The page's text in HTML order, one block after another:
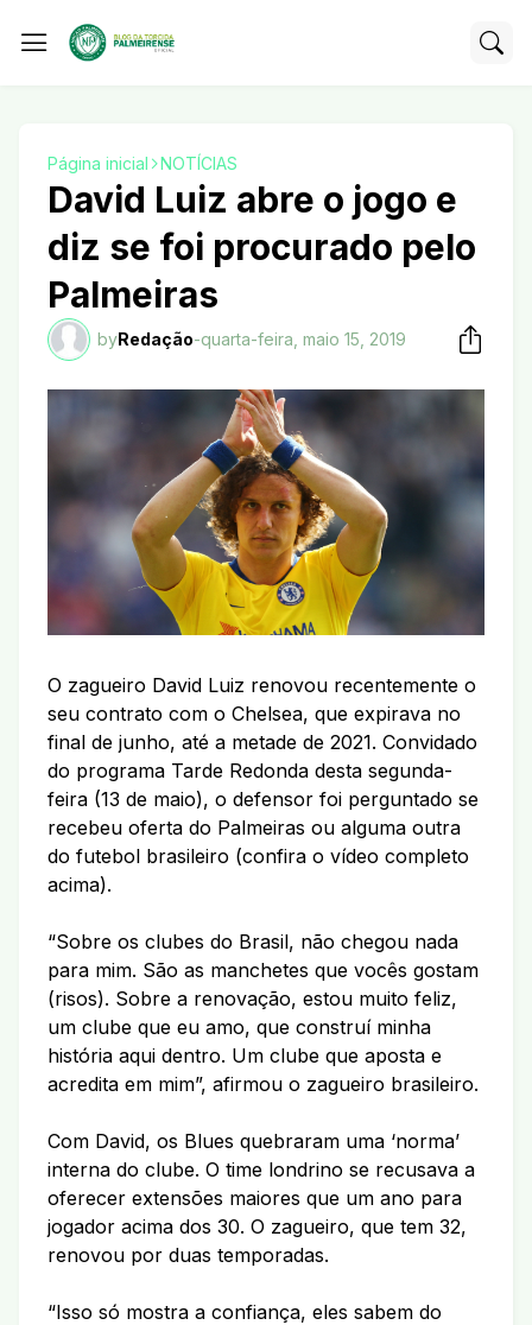
Página inicial NOTÍCIAS
David Luiz abre o jogo e
diz se foi procurado pelo
Palmeiras
byRedação-quarta-feira, maio 15, 2019
O zagueiro David Luiz renovou recentemente o
seu contrato com o Chelsea, que expirava no
final de junho, até a metade de 2021. Convidado
do programa Tarde Redonda desta segunda-
feira (13 de maio), o defensor foi perguntado se
recebeu oferta do Palmeiras ou alguma outra
do futebol brasileiro (confira o vídeo completo
acima).
“Sobre os clubes do Brasil, não chegou nada
para mim. São as manchetes que vocês gostam
(risos). Sobre a renovação, estou muito feliz,
um clube que eu amo, que construí minha
história aqui dentro. Um clube que aposta e
acredita em mim”, afirmou o zagueiro brasileiro.
Com David, os Blues quebraram uma ‘norma’
interna do clube. O time londrino se recusava a
oferecer extensões maiores que um ano para
jogador acima dos 30. O zagueiro, que tem 32,
renovou por duas temporadas.
“Isso só mostra a confiança, eles sabem do